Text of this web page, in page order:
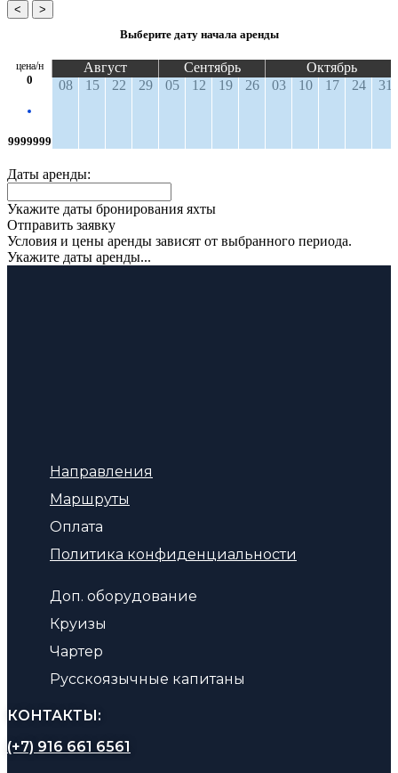
<
>
Выберите дату начала аренды
цена/н
0
9999999
Август Сентябрь
Октябрь
08
15 22 29 05 12 19 26 03 10 17 24 31
Даты аренды:
Укажите даты бронирования яхты
Отправить заявку
Условия и цены аренды зависят от выбранного периода.
Укажите даты аренды...
Направления
Маршруты
Оплата
Политика конфиденциальности
Доп. оборудование
Круизы
Чартер
Русскоязычные капитаны
КОНТАКТЫ:
(+7) 916 661 6561